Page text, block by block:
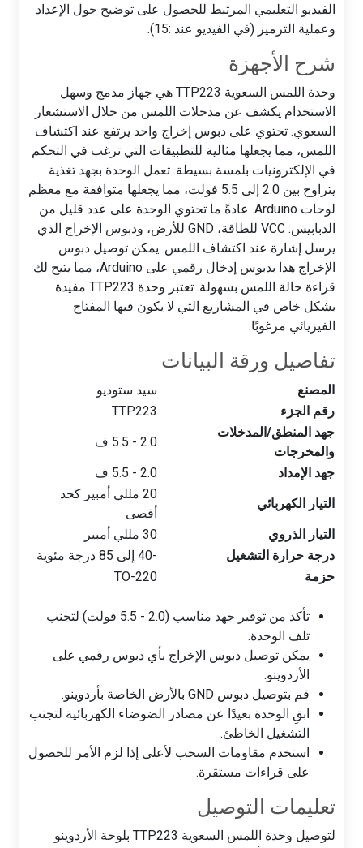
الفيديو التعليمي المرتبط للحصول على توضيح حول الإعداد
وعملية الترميز (في الفيديو عند :15).
شرح الأجهزة
وحدة اللمس السعوية TTP223 هي جهاز مدمج وسهل
الاستخدام يكشف عن مدخلات اللمس من خلال الاستشعار
السعوي. تحتوي على دبوس إخراج واحد يرتفع عند اكتشاف
اللمس، مما يجعلها مثالية للتطبيقات التي ترغب في التحكم
في الإلكترونيات بلمسة بسيطة. تعمل الوحدة بجهد تغذية
يتراوح بين 2.0 إلى 5.5 فولت، مما يجعلها متوافقة مع معظم
لوحات Arduino. عادةً ما تحتوي الوحدة على عدد قليل من
الدبابيس: VCC للطاقة، GND للأرض، ودبوس الإخراج الذي
يرسل إشارة عند اكتشاف اللمس. يمكن توصيل دبوس
الإخراج هذا بدبوس إدخال رقمي على Arduino، مما يتيح لك
قراءة حالة اللمس بسهولة. تعتبر وحدة TTP223 مفيدة
بشكل خاص في المشاريع التي لا يكون فيها المفتاح
الفيزيائي مرغوبًا.
تفاصيل ورقة البيانات
المصنع
سيد ستوديو
رقم الجزء
TTP223
جهد المنطق/المدخلات
والمخرجات
2.0 - 5.5 ف
جهد الإمداد
2.0 - 5.5 ف
التيار الكهربائي
20 مللي أمبير كحد
أقصى
التيار الذروي
30 مللي أمبير
درجة حرارة التشغيل
حزمة
TO-220
تأكد من توفير جهد مناسب (2.0 - 5.5 فولت) لتجنب
تلف الوحدة.
يمكن توصيل دبوس الإخراج بأي دبوس رقمي على
الأردوينو.
قم بتوصيل دبوس GND بالأرض الخاصة بأردوينو.
ابقِ الوحدة بعيدًا عن مصادر الضوضاء الكهربائية لتجنب
التشغيل الخاطئ.
استخدم مقاومات السحب لأعلى إذا لزم الأمر للحصول
على قراءات مستقرة.
تعليمات التوصيل
لتوصيل وحدة اللمس السعوية TTP223 بلوحة الأردوينو